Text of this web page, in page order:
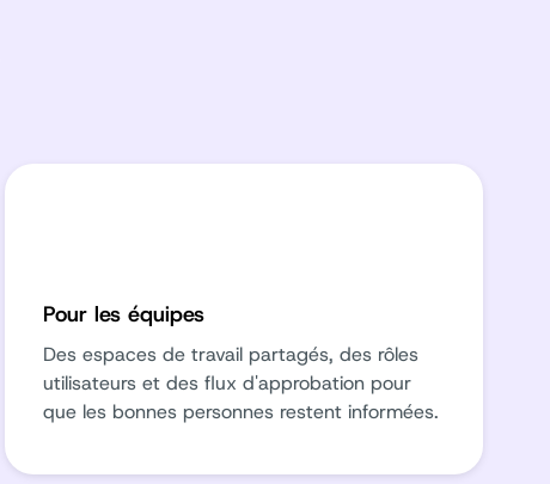
Pour les équipes
Des espaces de travail partagés, des rôles
utilisateurs et des flux d'approbation pour
que les bonnes personnes restent informées.